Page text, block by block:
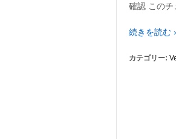
確認 このチ
続きを読む ›
カテゴリー: